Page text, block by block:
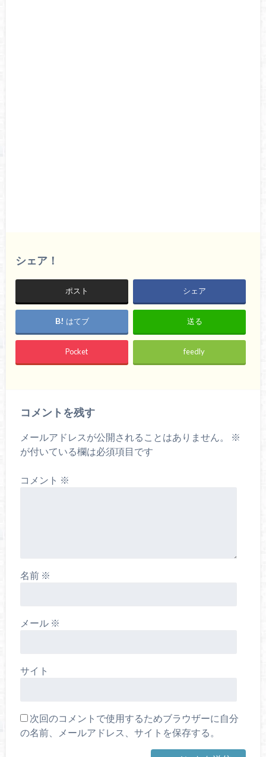
シェア！
ポスト シェア
はてブ 送る
Pocket feedly
コメントを残す
メールアドレスが公開されることはありません。
※
が付いている欄は必須項目です
コメント ※
名前 ※
メール ※
サイト
次回のコメントで使用するためブラウザーに自分
の名前、メールアドレス、サイトを保存する。